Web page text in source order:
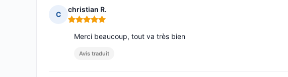
C
christian R.
Note : 5 sur 5
Merci beaucoup, tout va très bien
Avis traduit